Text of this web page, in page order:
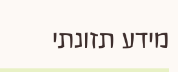
מידע תזונתי